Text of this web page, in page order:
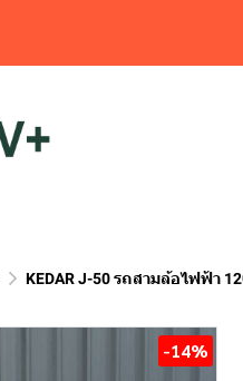
KEDAR J-50 รถสามล้อไฟฟ้า
-14%